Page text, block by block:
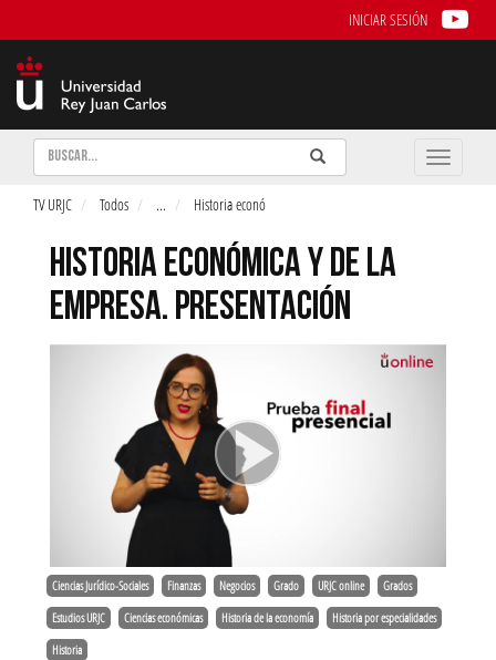
INICIAR SESIÓN
Buscar Enviar
Buscar
Toggle
TV URJC Todos ... Historia econó
HISTORIA ECONÓMICA Y DE LA
EMPRESA. PRESENTACIÓN
Ciencias Jurídico-Sociales Finanzas Negocios Grado URJC online Grados
Estudios URJC Ciencias económicas Historia de la economía Historia por especialidades
Historia